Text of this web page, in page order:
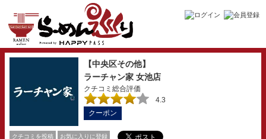
【中央区その他】
ラーチャン家 女池店
クチコミ総合評価
4.3
クーポン
クチコミを投稿 お気に入りに登録